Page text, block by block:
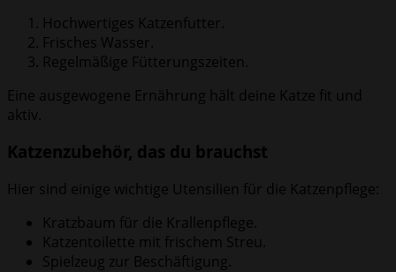
Hochwertiges Katzenfutter.
Frisches Wasser.
Regelmäßige Fütterungszeiten.
Eine ausgewogene Ernährung hält deine Katze fit und
aktiv.
Katzenzubehör, das du brauchst
Hier sind einige wichtige Utensilien für die Katzenpflege:
Kratzbaum für die Krallenpflege.
Katzentoilette mit frischem Streu.
Spielzeug zur Beschäftigung.